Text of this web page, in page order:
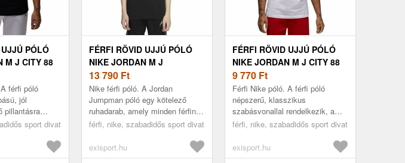
PÓLÓ
M J CITY 88
férfi póló
jól
pillantásra
részénsport divat
FÉRFI RÖVID UJJÚ PÓLÓ
NIKE JORDAN M J
JUMPMAN DF SS CREW-
010-BLACK
13 790 Ft
Nike férfi póló. A Jordan
Jumpman póló egy kötelező
ruhadarab, amely minden férfinak
tetszeni fog. A divatos pólót
farmerr...
férfi, nike, szabadidős sport divat
exisport.hu
FÉRFI RÖVID UJJÚ PÓLÓ
NIKE JORDAN M J CITY 88
SS CREW-100-WHITE
9 770 Ft
Férfi Nike póló. A férfi póló
népszerű, klasszikus
szabásvonallal rendelkezik, amit
a férfiak imádnak, mert jól
feh...
férfi, nike, szabadidős sport divat
exisport.hu